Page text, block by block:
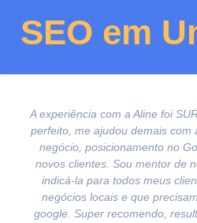
SEO em
A experiência com a Aline foi
perfeito, me ajudou demais com
negócio, posicionamento no
novos clientes. Sou mentor de
indicá-la para todos meus
negócios locais e que
google. Super recomendo,